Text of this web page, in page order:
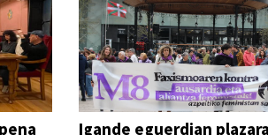
Igande eguerdian